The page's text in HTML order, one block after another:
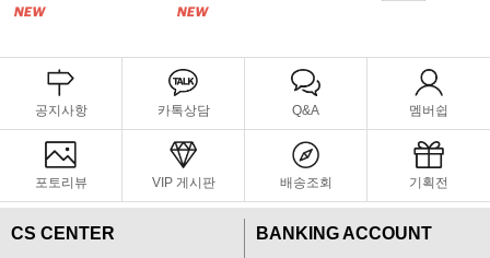
공지사항 카톡상담 Q&A 멤버쉽
포토리뷰 VIP 게시판 배송조회 기획전
CS CENTER
BANKING ACCOUNT